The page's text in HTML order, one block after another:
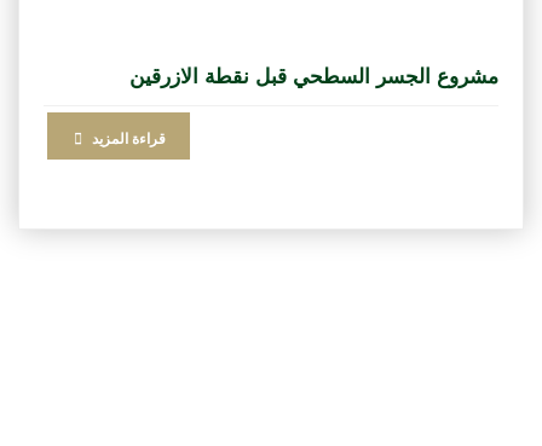
مشروع الجسر السطحي قبل نقطة الازرقين
قراءة المزيد